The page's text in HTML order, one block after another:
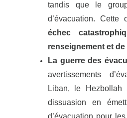
tandis que le
d’évacuation. Cette
échec
renseignement et de
La guerre des
avertissements
Liban, le
dissuasion en